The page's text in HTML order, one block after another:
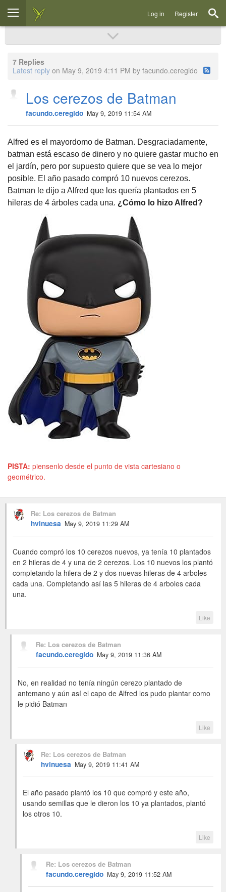
Log in Register
7 Replies
Latest reply on May 9, 2019 4:11 PM by facundo.ceregido
Los cerezos de Batman
facundo.ceregido May 9, 2019 11:54 AM
Alfred es el mayordomo de Batman. Desgraciadamente,
batman está escaso de dinero y no quiere gastar mucho en
el jardín, pero por supuesto quiere que se vea lo mejor
posible. El año pasado compró 10 nuevos cerezos.
Batman le dijo a Alfred que los quería plantados en 5
hileras de 4 árboles cada una. ¿Cómo lo hizo Alfred?
PISTA: piensenlo desde el punto de vista cartesiano o
geométrico.
Re: Los cerezos de Batman
hvinuesa May 9, 2019 11:29 AM
Cuando compró los 10 cerezos nuevos, ya tenía 10 plantados
en 2 hileras de 4 y una de 2 cerezos. Los 10 nuevos los plantó
completando la hilera de 2 y dos nuevas hileras de 4 arboles
cada una. Completando así las 5 hileras de 4 arboles cada
una.
Like
Re: Los cerezos de Batman
facundo.ceregido May 9, 2019 11:36 AM
No, en realidad no tenía ningún cerezo plantado de
antemano y aún así el capo de Alfred los pudo plantar como
le pidió Batman
Like
Re: Los cerezos de Batman
hvinuesa May 9, 2019 11:41 AM
El año pasado plantó los 10 que compró y este año,
usando semillas que le dieron los 10 ya plantados, plantó
los otros 10.
Like
Re: Los cerezos de Batman
facundo.ceregido May 9, 2019 11:52 AM